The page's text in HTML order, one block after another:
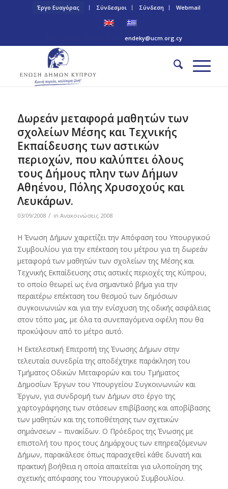
Έργο Ευαγόρας Σύνδεσμοι Σύνδεση Webmail
endeky@ucm.org.cy
Δωρεάν μεταφορά μαθητών των
σχολείων Μέσης και Τεχνικής
Εκπαίδευσης των αστικών
περιοχών, που καλύπτει όλους
τους Δήμους πλην των Δήμων
Αθηένου, Πόλης Χρυσοχούς και
Λευκάρων.
03/09/2008 / in Ανακοινώσεις 2008
Η Ένωση Δήμων χαιρετίζει την Απόφαση του Υπουργικού
Συμβουλίου για την επέκταση του μέτρου για τη δωρεάν
μεταφορά των μαθητών των σχολείων της Μέσης και
Τεχνικής Εκπαίδευσης στις αστικές περιοχές της Κύπρου,
το οποίο θεωρεί ως ένα σημαντικό βήμα για την
περαιτέρω επέκταση του θεσμού των δημόσιων
συγκοινωνιών και για την ενίσχυση της οδικής ασφάλειας
στον τόπο μας, με όλα τα συνεπαγόμενα οφέλη που θα
προκύψουν από το μέτρο αυτό.
Η Εκτελεστική Επιτροπή της Ένωσης Δήμων στην
τελευταία συνεδρία της αποδέχτηκε παράκληση του
Τμήματος Οδικών Μεταφορών και του Τμήματος
Δημοσίων Έργων του Υπουργείου Συγκοινωνιών και
Έργων, για συνδρομή των Δήμων στο έργο της
χαρτογράφησης των στάσεων επιβίβασης και αποβίβασης
των μαθητών και της τοποθέτησης των σχετικών
σημάνσεων – πινακίδων. Ο Πρόεδρος της Ένωσης με
επιστολή του προς τους Δημάρχους των επηρεαζόμενων
Δήμων, παρακάλεσε όπως παρασχεθεί κάθε δυνατή και
πρακτική βοήθεια η οποία απαιτείται για υλοποίηση της
σχετικής απόφασης του Υπουργικού Συμβουλίου.